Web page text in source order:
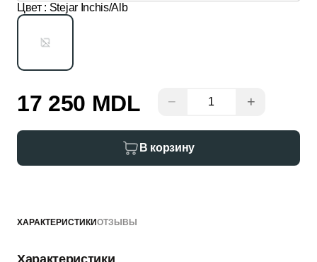
Цвет : Stejar Inchis/Alb
17 250 MDL − +
В корзину
ХАРАКТЕРИСТИКИОТЗЫВЫ
Характеристики